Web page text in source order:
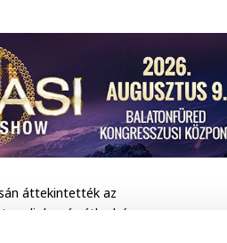
áttekintették az
a diplomás átlagbér
átlagbér 820